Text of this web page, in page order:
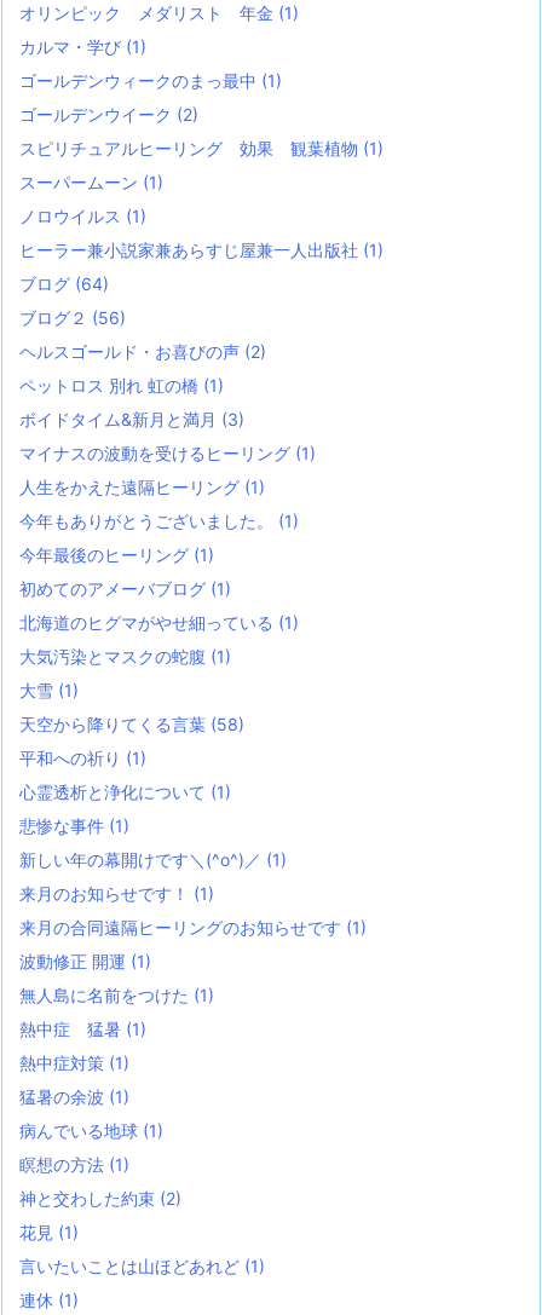
オリンピック メダリスト 年金 (1)
カルマ・学び (1)
ゴールデンウィークのまっ最中 (1)
ゴールデンウイーク (2)
スピリチュアルヒーリング 効果 観葉植物 (1)
スーパームーン (1)
ノロウイルス (1)
ヒーラー兼小説家兼あらすじ屋兼一人出版社 (1)
ブログ (64)
ブログ２ (56)
ヘルスゴールド・お喜びの声 (2)
ペットロス 別れ 虹の橋 (1)
ボイドタイム&新月と満月 (3)
マイナスの波動を受けるヒーリング (1)
人生をかえた遠隔ヒーリング (1)
今年もありがとうございました。 (1)
今年最後のヒーリング (1)
初めてのアメーバブログ (1)
北海道のヒグマがやせ細っている (1)
大気汚染とマスクの蛇腹 (1)
大雪 (1)
天空から降りてくる言葉 (58)
平和への祈り (1)
心霊透析と浄化について (1)
悲惨な事件 (1)
新しい年の幕開けです＼(^o^)／ (1)
来月のお知らせです！ (1)
来月の合同遠隔ヒーリングのお知らせです (1)
波動修正 開運 (1)
無人島に名前をつけた (1)
熱中症 猛暑 (1)
熱中症対策 (1)
猛暑の余波 (1)
病んでいる地球 (1)
瞑想の方法 (1)
神と交わした約束 (2)
花見 (1)
言いたいことは山ほどあれど (1)
連休 (1)